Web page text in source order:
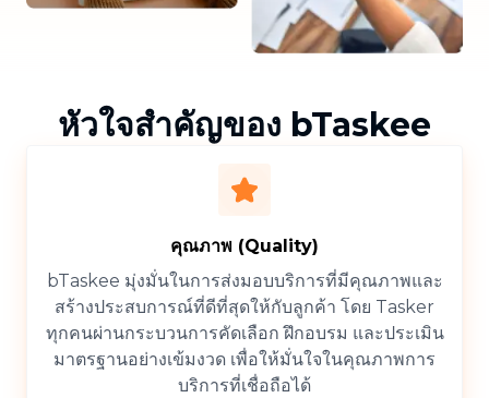
หัวใจสำคัญของ bTaskee
คุณภาพ (Quality)
bTaskee มุ่งมั่นในการส่งมอบบริการที่มีคุณภาพและ
สร้างประสบการณ์ที่ดีที่สุดให้กับลูกค้า โดย Tasker
ทุกคนผ่านกระบวนการคัดเลือก ฝึกอบรม และประเมิน
มาตรฐานอย่างเข้มงวด เพื่อให้มั่นใจในคุณภาพการ
บริการที่เชื่อถือได้